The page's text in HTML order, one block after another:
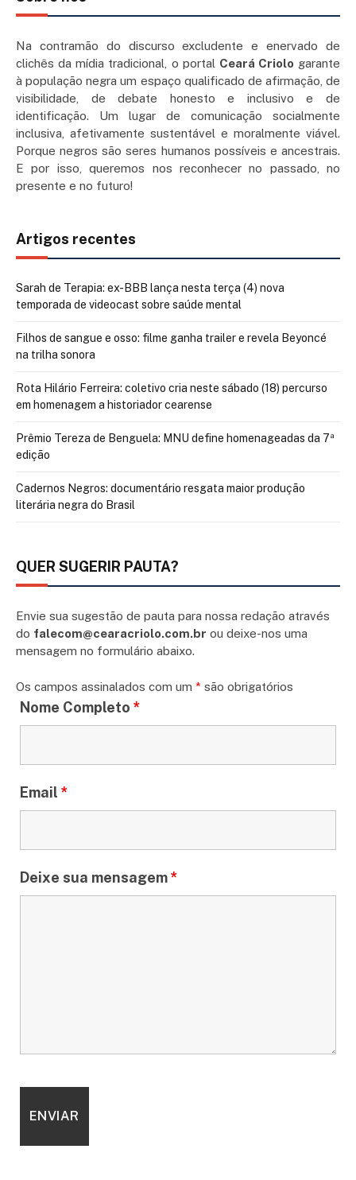
Na contramão do discurso excludente e enervado de
clichês da mídia tradicional, o portal Ceará Criolo garante
à população negra um espaço qualificado de afirmação, de
visibilidade, de debate honesto e inclusivo e de
identificação. Um lugar de comunicação socialmente
inclusiva, afetivamente sustentável e moralmente viável.
Porque negros são seres humanos possíveis e ancestrais.
E por isso, queremos nos reconhecer no passado, no
presente e no futuro!
Artigos recentes
Sarah de Terapia: ex-BBB lança nesta terça (4) nova
temporada de videocast sobre saúde mental
Filhos de sangue e osso: filme ganha trailer e revela Beyoncé
na trilha sonora
Rota Hilário Ferreira: coletivo cria neste sábado (18) percurso
em homenagem a historiador cearense
Prêmio Tereza de Benguela: MNU define homenageadas da 7ª
edição
Cadernos Negros: documentário resgata maior produção
literária negra do Brasil
QUER SUGERIR PAUTA?
Envie sua sugestão de pauta para nossa redação através
do falecom@cearacriolo.com.br ou deixe-nos uma
mensagem no formulário abaixo.
Os campos assinalados com um * são obrigatórios
Nome Completo *
Email *
Deixe sua mensagem*